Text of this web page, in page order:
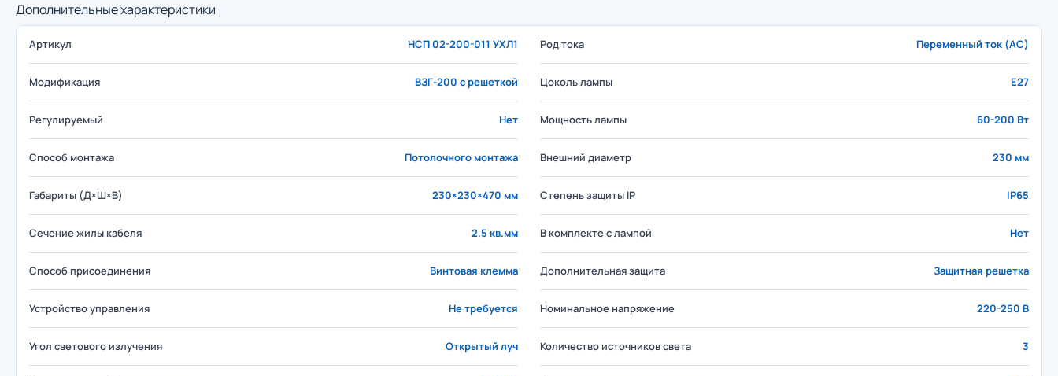
Дополнительные характеристики
Артикул НСП 02-200-011 УХЛ1 Род тока Переменный ток (AC)
Модификация ВЗГ-200 с решеткой Цоколь лампы E27
Регулируемый Нет Мощность лампы 60-200 Вт
Способ монтажа Потолочного монтажа Внешний диаметр 230 мм
Габариты (Д×Ш×В) 230×230×470 мм Степень защиты IP IP65
Сечение жилы кабеля 2.5 кв.мм В комплекте с лампой Нет
Способ присоединения Винтовая клемма Дополнительная защита Защитная решетка
Устройство управления Не требуется Номинальное напряжение 220-250 В
Угол светового излучения Открытый луч Количество источников света 3